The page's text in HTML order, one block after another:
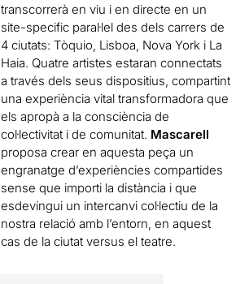
transcorrerà en viu i en directe en un
site-specific paral·lel des dels carrers de
4 ciutats: Tòquio, Lisboa, Nova York i La
Haia. Quatre artistes estaran connectats
a través dels seus dispositius, compartint
una experiència vital transformadora que
els apropà a la consciència de
col·lectivitat i de comunitat. Mascarell
proposa crear en aquesta peça un
engranatge d’experiències compartides
sense que importi la distància i que
esdevingui un intercanvi col·lectiu de la
nostra relació amb l’entorn, en aquest
cas de la ciutat versus el teatre.